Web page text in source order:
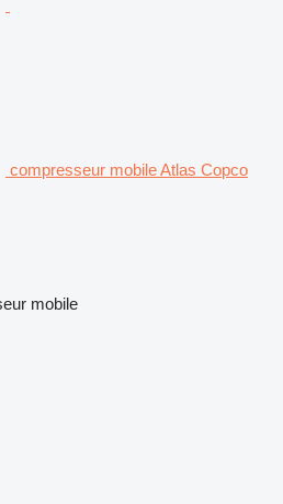
compresseur mobile Atlas Copco
mobile